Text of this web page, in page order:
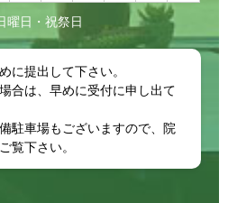
曜日・祝祭日
に提出して下さい。
合は、早めに受付に申し出て
駐車場もございますので、院
覧下さい。